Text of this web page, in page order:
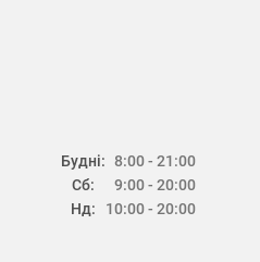
Будні:
Сб:
Нд:
8:00 - 21:00
9:00 - 20:00
10:00 - 20:00